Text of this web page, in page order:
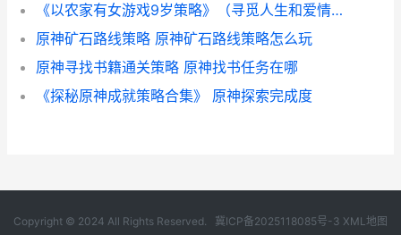
《以农家有女游戏9岁策略》（寻觅人生和爱情的奇妙冒险 农家有女来种田
原神矿石路线策略 原神矿石路线策略怎么玩
原神寻找书籍通关策略 原神找书任务在哪
《探秘原神成就策略合集》 原神探索完成度
Copyright © 2024 All Rights Reserved. 冀ICP备2025118085号-3 XML地图